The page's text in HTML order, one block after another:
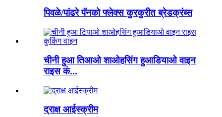
पिवळे/पांढरे पॅनको फ्लेक्स कुरकुरीत ब्रेडक्रंब्स
चीनी हुआ तिआओ शाओहसिंग हुआडियाओ वाइन
राइस कं...
द्राक्ष आईस्क्रीम